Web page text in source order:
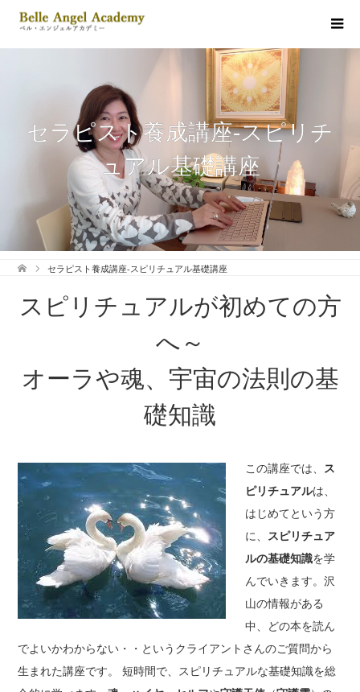
セラピスト養成講座-スピリチ
ュアル基礎講座
セラピスト養成講座-スピリチュアル基礎講座
スピリチュアルが初めての方
へ～
オーラや魂、宇宙の法則の基
礎知識
この講座では、
ス
ピリチュアルは、
はじめてという方
に、
スピリチュア
ルの基礎知識を学
んでいきます。沢
山の情報がある
中、どの本を読ん
でよいかわからない・・というクライアントさんのご質問から
生まれた講座です。 短時間で、スピリチュアルな基礎知識を総